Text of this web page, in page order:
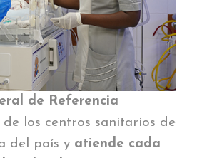
de Referencia
de los centros sanitarios de
del país y atiende cada